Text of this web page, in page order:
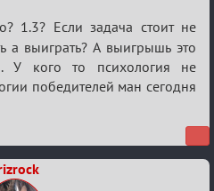
1.3? Если задача стоит не
а выиграть? А выигрышь это
У кого то психология не
победителей ман сегодня